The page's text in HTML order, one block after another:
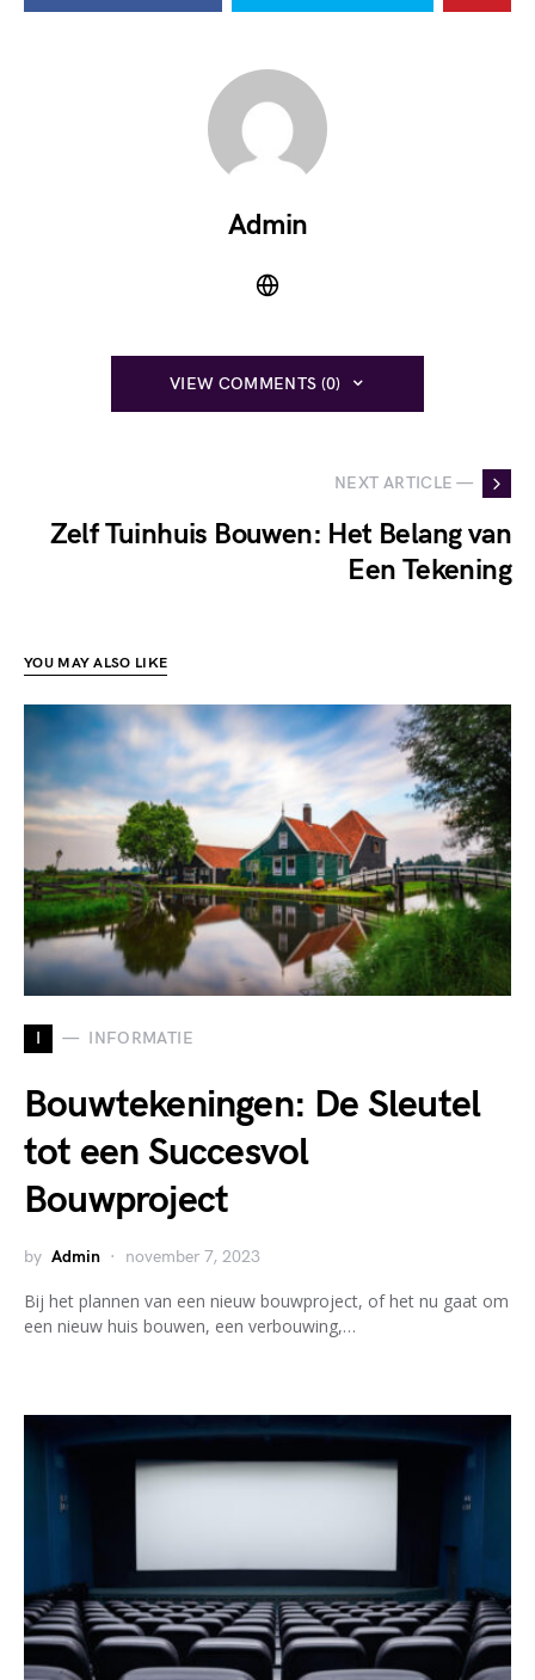
Admin
VIEW COMMENTS (0)
NEXT ARTICLE —
Zelf Tuinhuis Bouwen: Het Belang van
Een Tekening
YOU MAY ALSO LIKE
I INFORMATIE
Bouwtekeningen: De Sleutel
tot een Succesvol
Bouwproject
by Admin november 7, 2023
Bij het plannen van een nieuw bouwproject, of het nu gaat om
een nieuw huis bouwen, een verbouwing,…